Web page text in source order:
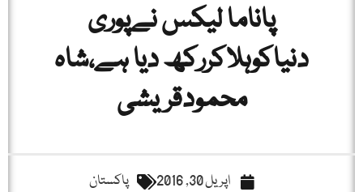
پاناما لیکس نےپوری
دنیاکوہلاکررکھ دیا ہے،شاہ
محمودقریشی
اپریل 30, 2016 پاکستان